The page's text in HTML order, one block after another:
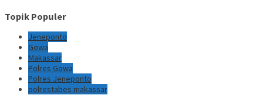
Topik Populer
Jeneponto
Gowa
Makassar
Polres Gowa
Polres Jeneponto
polrestabes makassar